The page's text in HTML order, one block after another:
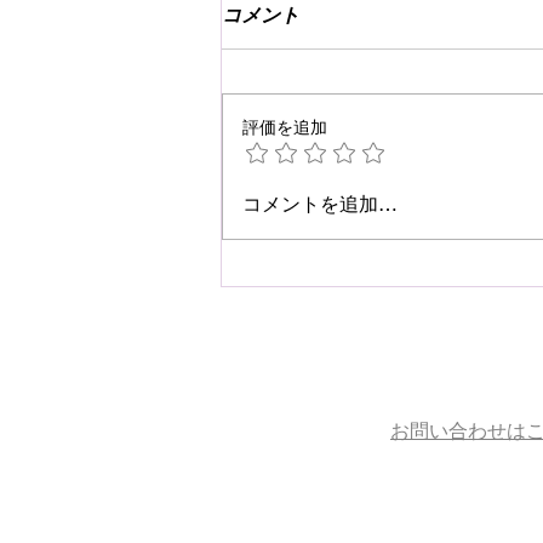
☆肩こり・腰痛予防☆
コメント
評価を追加
コメントを追加…
お問い合わせは